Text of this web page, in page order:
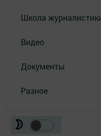
Школа
Видео
Документы
Разное